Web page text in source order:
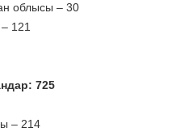
облысы – 30
121
725
– 214